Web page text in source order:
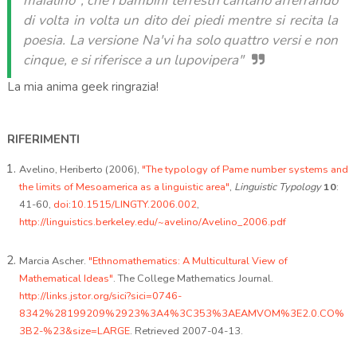
di volta in volta un dito dei piedi mentre si recita la
poesia. La versione Na'vi ha solo quattro versi e non
cinque, e si riferisce a un lupovipera"
La mia anima geek ringrazia!
RIFERIMENTI
Avelino, Heriberto (2006), "The typology of Pame number systems and
the limits of Mesoamerica as a linguistic area", Linguistic Typology 10:
41-60, doi:10.1515/LINGTY.2006.002,
http://linguistics.berkeley.edu/~avelino/Avelino_2006.pdf
Marcia Ascher. "Ethnomathematics: A Multicultural View of
Mathematical Ideas". The College Mathematics Journal.
http://links.jstor.org/sici?sici=0746-
8342%28199209%2923%3A4%3C353%3AEAMVOM%3E2.0.CO%
3B2-%23&size=LARGE. Retrieved 2007-04-13.